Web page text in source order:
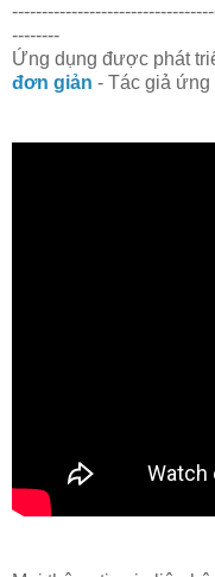
--------
Ứng dụng được phát
đơn giản - Tác giả ứng